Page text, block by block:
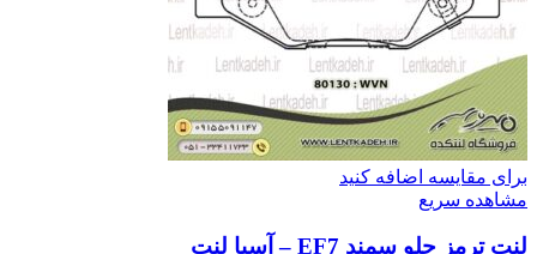
برای مقایسه اضافه کنید
مشاهده سریع
لنت ترمز جلو سمند EF7 – آسیا لنت